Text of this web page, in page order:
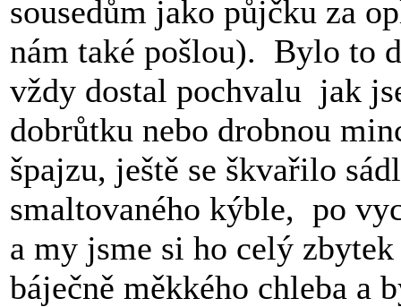
sousedům jako půjčku za
nám také pošlou). Bylo to
vždy dostal pochvalu jak
dobrůtku nebo drobnou
špajzu, ještě se škvařilo
smaltovaného kýble, po
a my jsme si ho celý
báječně měkkého chleba a